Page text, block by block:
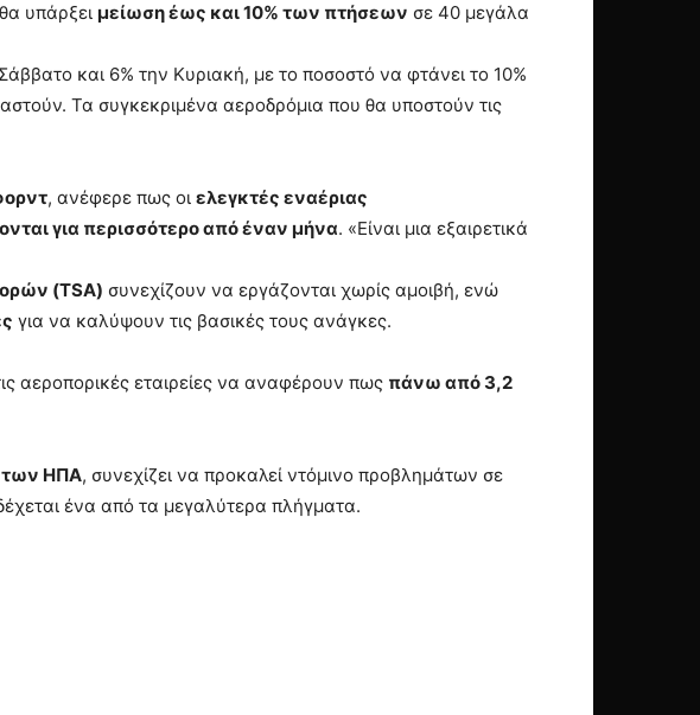
υπάρξει μείωση έως και 10% των πτήσεων σε 40 μεγάλα
και 6% την Κυριακή, με το ποσοστό να φτάνει το 10%
Τα συγκεκριμένα αεροδρόμια που θα υποστούν τις
, ανέφερε πως οι ελεγκτές εναέριας
για περισσότερο από έναν μήνα. «Είναι μια εξαιρετικά
(TSA) συνεχίζουν να εργάζονται χωρίς αμοιβή, ενώ
για να καλύψουν τις βασικές τους ανάγκες.
αεροπορικές εταιρείες να αναφέρουν πως πάνω από 3,2
των ΗΠΑ, συνεχίζει να προκαλεί ντόμινο προβλημάτων σε
ένα από τα μεγαλύτερα πλήγματα.